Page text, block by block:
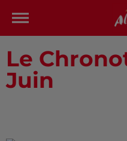
Le
Juin